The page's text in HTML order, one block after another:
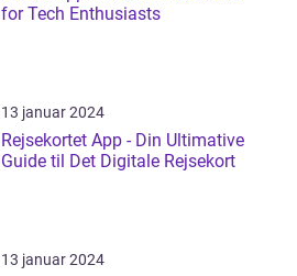
for Tech Enthusiasts
13 januar 2024
Rejsekortet App - Din Ultimative
Guide til Det Digitale Rejsekort
13 januar 2024